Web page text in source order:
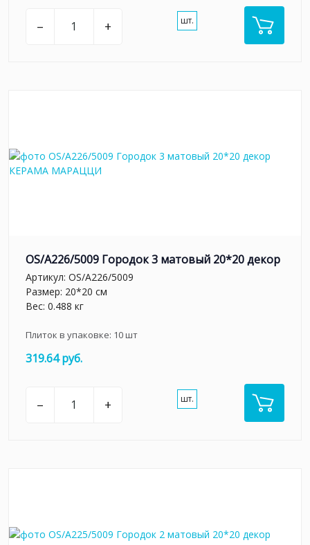
– + шт.
OS/A226/5009 Городок 3 матовый 20*20 декор
Артикул: OS/A226/5009
Размер: 20*20 см
Вес: 0.488 кг
Плиток в упаковке: 10шт
319.64 руб.
– + шт.